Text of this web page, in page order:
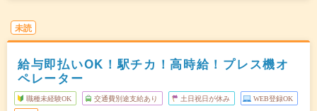
未読
給与即払いOK！駅チカ！高時給！プレス機オ
ペレーター
職種未経験OK 交通費別途支給あり 土日祝日が休み WEB登録OK